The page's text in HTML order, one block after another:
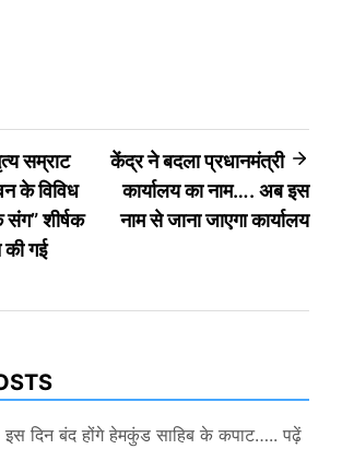
सम्राट
के विविध
संग” शीर्षक
गई
केंद्र ने बदला प्रधानमंत्री
कार्यालय का नाम…. अब इस
नाम से जाना जाएगा कार्यालय
दिन बंद होंगे हेमकुंड साहिब के कपाट….. पढ़ें